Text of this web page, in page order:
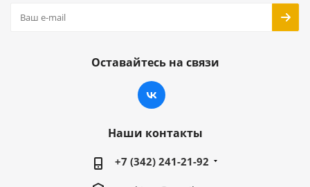
Оставайтесь на связи
Наши контакты
+7 (342) 241-21-92